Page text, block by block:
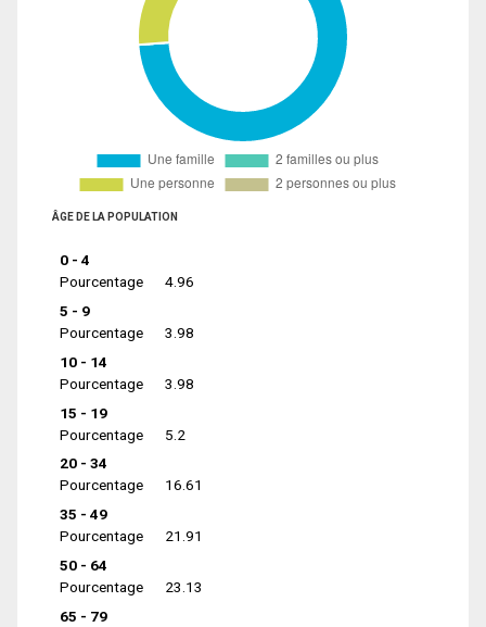
ÂGE DE LA POPULATION
0 - 4
Pourcentage
4.96
5 - 9
Pourcentage
3.98
10 - 14
Pourcentage
3.98
15 - 19
Pourcentage
5.2
20 - 34
Pourcentage
16.61
35 - 49
Pourcentage
21.91
50 - 64
Pourcentage
23.13
65 - 79